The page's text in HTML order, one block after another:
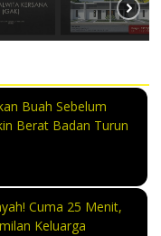
Buah Sebelum
Berat Badan Turun
Cuma 25 Menit,
Keluarga